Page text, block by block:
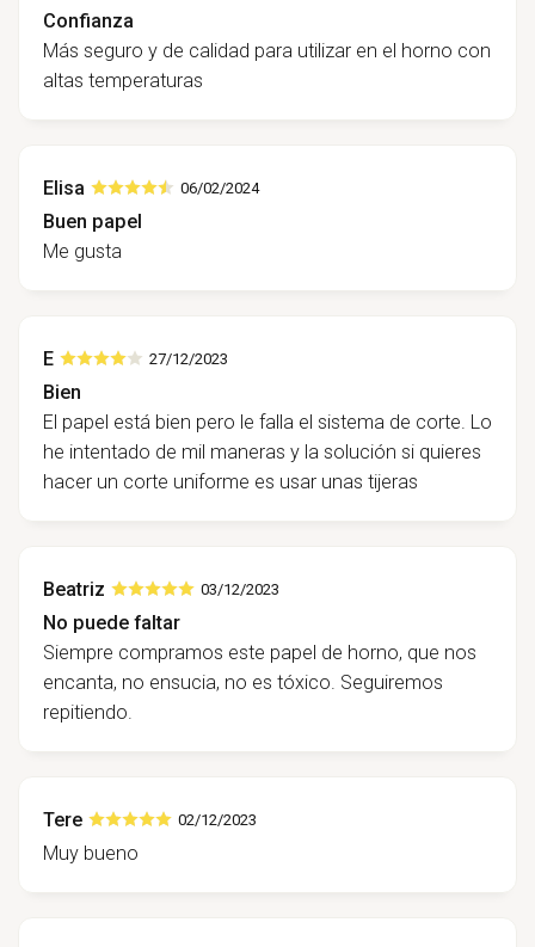
Confianza
Más seguro y de calidad para utilizar en el horno con
altas temperaturas
Elisa 06/02/2024
Buen papel
Me gusta
E 27/12/2023
Bien
El papel está bien pero le falla el sistema de corte. Lo
he intentado de mil maneras y la solución si quieres
hacer un corte uniforme es usar unas tijeras
Beatriz 03/12/2023
No puede faltar
Siempre compramos este papel de horno, que nos
encanta, no ensucia, no es tóxico. Seguiremos
repitiendo.
Tere 02/12/2023
Muy bueno